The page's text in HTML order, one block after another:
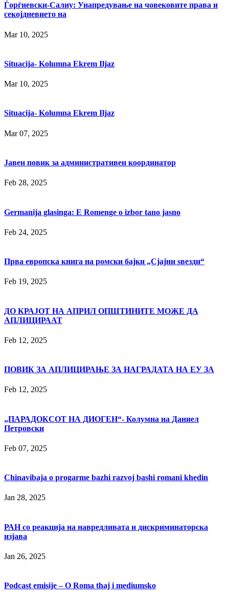
Ѓорѓиевски-Салиу: Унапредување на човековите права и
секојдневието на
Mar 10, 2025
Situacija- Kolumna Ekrem Iljaz
Mar 10, 2025
Situacija- Kolumna Ekrem Iljaz
Mar 07, 2025
Јавен повик за административен координатор
Feb 28, 2025
Germanija glasinga: E Romenge o izbor tano jasno
Feb 24, 2025
Прва европска книга на ромски бајки „Сјајни ѕвезди“
Feb 19, 2025
ДО КРАЈОТ НА АПРИЛ ОПШТИНИТЕ МОЖЕ ДА
АПЛИЦИРААТ
Feb 12, 2025
ПОВИК ЗА АПЛИЦИРАЊЕ ЗА НАГРАДАТА НА ЕУ ЗА
Feb 12, 2025
„ПАРАДОКСОТ НА ДИОГЕН“- Колумна на Даниел
Петровски
Feb 07, 2025
Chinavibaja o progarme bazhi razvoj bashi romani khedin
Jan 28, 2025
РАН со реакција на навредливата и дискриминаторска
изјава
Jan 26, 2025
Podcast emisije – O Roma thaj i mediumsko